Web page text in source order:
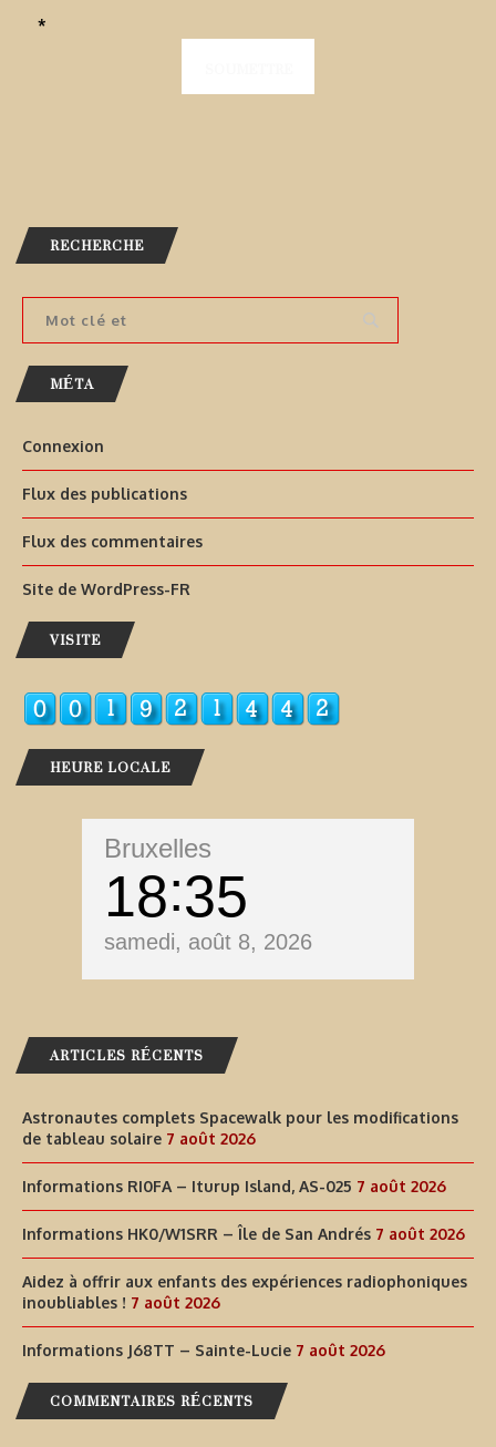
*
RECHERCHE
MÉTA
Connexion
Flux des publications
Flux des commentaires
Site de WordPress-FR
VISITE
HEURE LOCALE
Bruxelles
18 36
samedi, août 8, 2026
ARTICLES RÉCENTS
Astronautes complets Spacewalk pour les modifications
de tableau solaire 7 août 2026
Informations RI0FA – Iturup Island, AS-025 7 août 2026
Informations HK0/W1SRR – Île de San Andrés 7 août 2026
Aidez à offrir aux enfants des expériences radiophoniques
inoubliables ! 7 août 2026
Informations J68TT – Sainte-Lucie 7 août 2026
COMMENTAIRES RÉCENTS